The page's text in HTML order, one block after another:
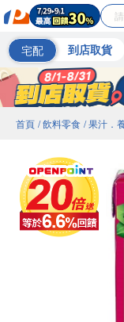
宅配 到店取貨
首頁 / 飲料零食 / 果汁．